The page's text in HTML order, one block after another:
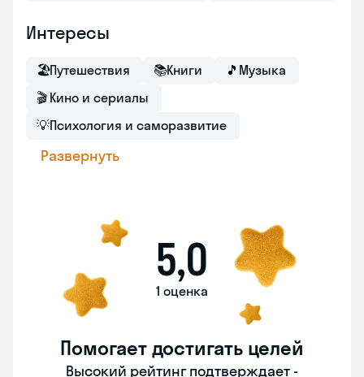
Интересы
🏖Путешествия 📚Книги 🎵 Музыка
🎬 Кино и сериалы
💡Психология и саморазвитие
Развернуть
5,0
1 оценка
Помогает достигать целей
Высокий рейтинг подтверждает -